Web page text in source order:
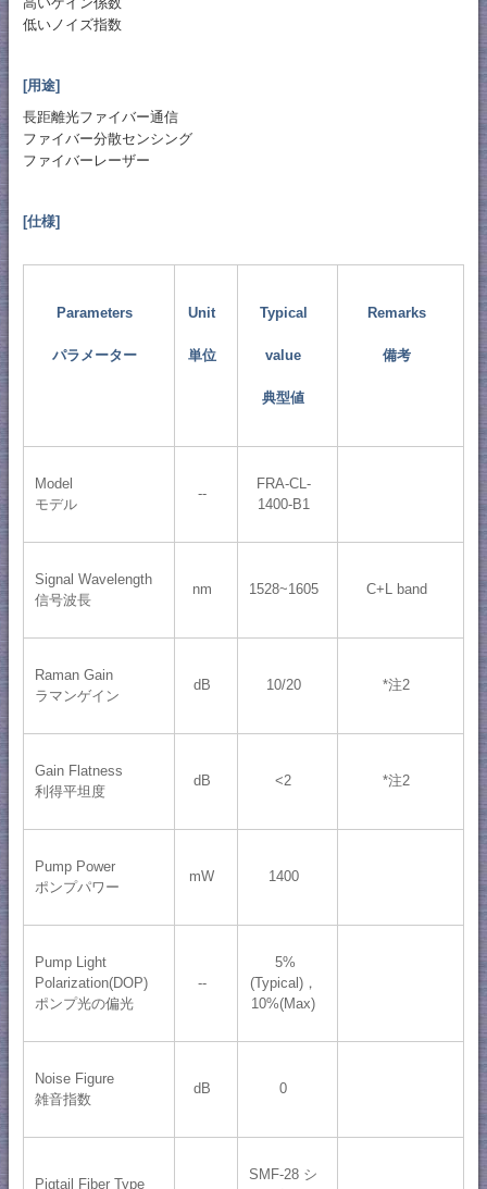
低いノイズ指数
[用途]
長距離光ファイバー通信
ファイバー分散センシング
ファイバーレーザー
[仕様]
Parameters
パラメーター
Unit
単位
Typical
value
典型値
Remarks
備考
Model
モデル
--
FRA-CL-
1400-B1
Signal Wavelength
信号波長
nm 1528~1605 C+L band
Raman Gain
ラマンゲイン
dB 10/20 *注2
Gain Flatness
利得平坦度
dB <2 *注2
Pump Power
ポンプパワー
mW 1400
Pump Light
Polarization(DOP)
ポンプ光の偏光
--
5%
(Typical)，
10%(Max)
Noise Figure
雑音指数
dB 0
Pigtail Fiber Type
SMF-28 シ